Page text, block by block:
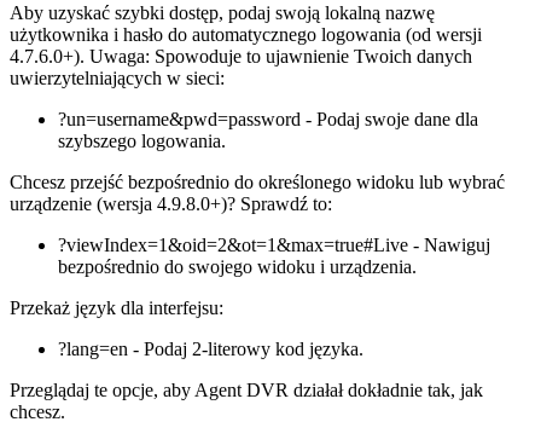
Aby uzyskać szybki dostęp, podaj swoją lokalną nazwę
użytkownika i hasło do automatycznego logowania (od wersji
4.7.6.0+). Uwaga: Spowoduje to ujawnienie Twoich danych
uwierzytelniających w sieci:
?un=username&pwd=password - Podaj swoje dane dla
szybszego logowania.
Chcesz przejść bezpośrednio do określonego widoku lub wybrać
urządzenie (wersja 4.9.8.0+)? Sprawdź to:
?viewIndex=1&oid=2&ot=1&max=true#Live - Nawiguj
bezpośrednio do swojego widoku i urządzenia.
Przekaż język dla interfejsu:
?lang=en - Podaj 2-literowy kod języka.
Przeglądaj te opcje, aby Agent DVR działał dokładnie tak, jak
chcesz.